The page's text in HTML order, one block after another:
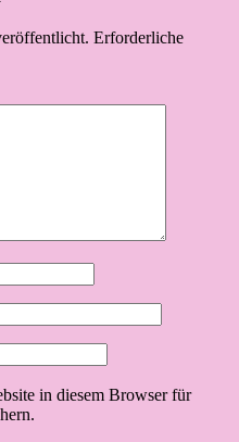
Erforderliche
in diesem Browser für